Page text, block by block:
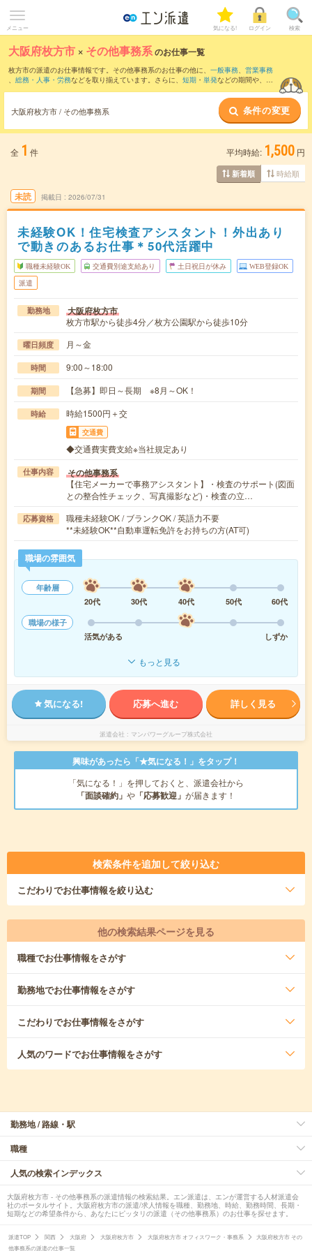
メニュー 気になる! ログイン 検索
大阪府枚方市 × その他事務系のお仕事一覧
枚方市の派遣のお仕事情報です。その他事務系のお仕事の他に、 一般事務、 営業事務
、 総務・人事・労務などを取り揃えています。さらに、 短期 ・ 単発などの期間や、 職
大阪府枚方市 / その他事務系 条件の変更
全 1 件 平均時給: 1,500 円
新着順 時給順
未読 掲載日 2026/07/31
未経験OK！住宅検査アシスタント！外出あり
で動きのあるお仕事＊50代活躍中
職種未経験OK 交通費別途支給あり 土日祝日が休み WEB登録OK
派遣
勤務地 大阪府枚方市
枚方市駅から徒歩4分／枚方公園駅から徒歩10分
曜日頻度 月～金
時間 9:00～18:00
期間 【急募】即日～長期 ※8月～OK！
時給 時給1500円＋交
交通費
◆交通費実費支給※当社規定あり
仕事内容 その他事務系
【住宅メーカーで事務アシスタント】・検査のサポート(図面
との整合性チェック、写真撮影など)・検査の立…
応募資格
職種未経験OK / ブランクOK / 英語力不要
**未経験OK**自動車運転免許をお持ちの方(AT可)
職場の雰囲気
年齢層
20代
30代 40代 50代
60代
職場の様子
活気がある
しずか
もっと見る
気になる! 応募へ進む 詳しく見る
派遣会社 マンパワーグループ株式会社
興味があったら「★気になる！」をタップ！
「気になる！」を押しておくと、派遣会社から
「面談確約」 や 「応募歓迎」 が届きます！
検索条件を追加して絞り込む
こだわりでお仕事情報を絞り込む
他の検索結果ページを見る
職種でお仕事情報をさがす
勤務地でお仕事情報をさがす
こだわりでお仕事情報をさがす
人気のワードでお仕事情報をさがす
勤務地 / 路線・駅
職種
人気の検索インデックス
大阪府枚方市 - その他事務系の派遣情報の検索結果。エン派遣は、エンが運営する人材派遣会
社のポータルサイト。大阪府枚方市の派遣/求人情報を職種、勤務地、時給、勤務時間、長期・
短期などの希望条件から、あなたにピッタリの派遣（その他事務系）のお仕事を探せます。
派遣TOP 関西 大阪府 大阪府枚方市 大阪府枚方市 オフィスワーク・事務系
大阪府枚方市 その
他事務系の派遣の仕事一覧